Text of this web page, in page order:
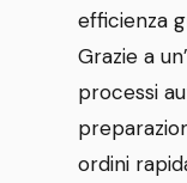
efficienza
Grazie a
processi
ordini